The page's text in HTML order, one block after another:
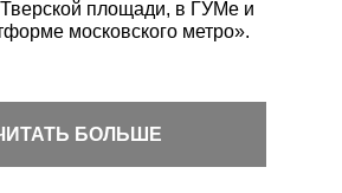
площади, в ГУМе и
московского метро».
БОЛЬШЕ